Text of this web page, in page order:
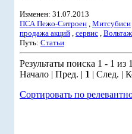
Изменен: 31.07.2013
ПСА Пежо-Ситроен , Митсубиси
продажа акций , сервис , Вольтаж
Путь: Статьи
Результаты поиска 1 - 1 из 1
Начало | Пред. | 1 | След. |
Сортировать по